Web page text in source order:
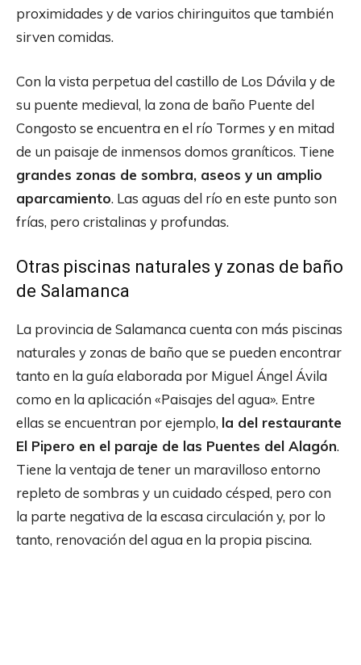
proximidades y de varios chiringuitos que también
sirven comidas.
Con la vista perpetua del castillo de Los Dávila y de
su puente medieval, la zona de baño Puente del
Congosto se encuentra en el río Tormes y en mitad
de un paisaje de inmensos domos graníticos. Tiene
grandes zonas de sombra, aseos y un amplio
aparcamiento. Las aguas del río en este punto son
frías, pero cristalinas y profundas.
Otras piscinas naturales y zonas de baño
de Salamanca
La provincia de Salamanca cuenta con más piscinas
naturales y zonas de baño que se pueden encontrar
tanto en la guía elaborada por Miguel Ángel Ávila
como en la aplicación «Paisajes del agua». Entre
ellas se encuentran por ejemplo, la del restaurante
El Pipero en el paraje de las Puentes del Alagón.
Tiene la ventaja de tener un maravilloso entorno
repleto de sombras y un cuidado césped, pero con
la parte negativa de la escasa circulación y, por lo
tanto, renovación del agua en la propia piscina.